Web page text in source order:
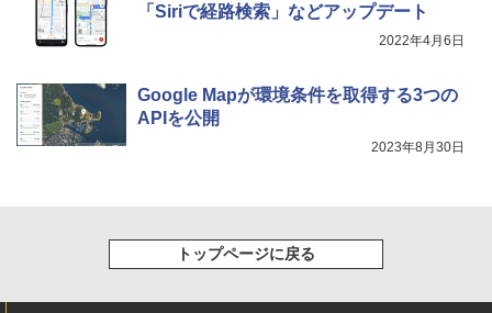
「Siriで経路検索」などアップデート
2022年4月6日
Google Mapが環境条件を取得する3つの
APIを公開
2023年8月30日
トップページに戻る